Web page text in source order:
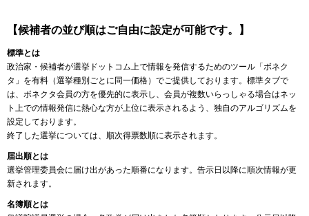
【候補者の並び順はご自由に設定が可能です。】
標準とは
政治家・候補者が選挙ドットコム上で情報を発信するためのツール「ボネク
タ」を有料（選挙種別ごとに同一価格）でご提供しております。標準タブで
は、ボネクタ会員の方を優先的に表示し、会員が複数いらっしゃる場合はネッ
ト上での情報発信に熱心な方が上位に表示されるよう、独自のアルゴリズムを
設定しております。
終了した選挙については、順次得票数順に表示されます。
届出順とは
選挙管理委員会に届け出があった順番になります。告示日以降に順次情報が更
新されます。
名簿順とは